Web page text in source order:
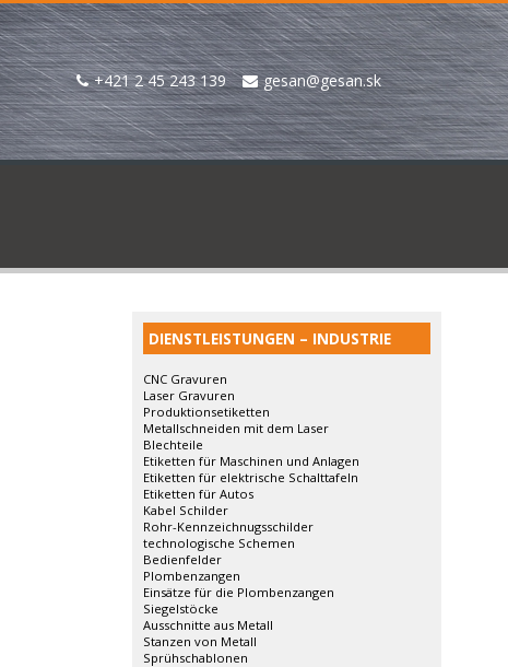
+421 2 45 243 139 gesan@gesan.sk
DIENSTLEISTUNGEN – INDUSTRIE
CNC Gravuren
Laser Gravuren
Produktionsetiketten
Metallschneiden mit dem Laser
Blechteile
Etiketten für Maschinen und Anlagen
Etiketten für elektrische Schalttafeln
Etiketten für Autos
Kabel Schilder
Rohr-Kennzeichnugsschilder
technologische Schemen
Bedienfelder
Plombenzangen
Einsätze für die Plombenzangen
Siegelstöcke
Ausschnitte aus Metall
Stanzen von Metall
Sprühschablonen